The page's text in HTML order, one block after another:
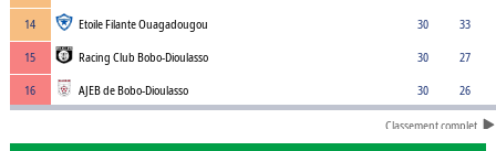
14
Etoile Filante Ouagadougou 30
33
15
Racing Club Bobo-Dioulasso 30
27
16
AJEB de Bobo-Dioulasso 30 26
Classement complet